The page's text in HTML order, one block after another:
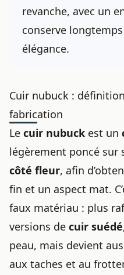
revanche, avec un
conserve
élégance.
Cuir nubuck :
fabrication
Le cuir nubuck est un
légèrement poncé sur
côté fleur, afin
fin et un aspect mat.
faux matériau : plus
versions de cuir suédé
peau, mais devient
aux taches et au